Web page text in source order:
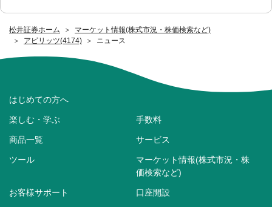
松井証券ホーム
マーケット情報(株式市況・株価検索など)
アピリッツ(4174)
ニュース
はじめての方へ
楽しむ・学ぶ 手数料
商品一覧 サービス
ツール
マーケット情報(株式市況・株
価検索など)
お客様サポート 口座開設